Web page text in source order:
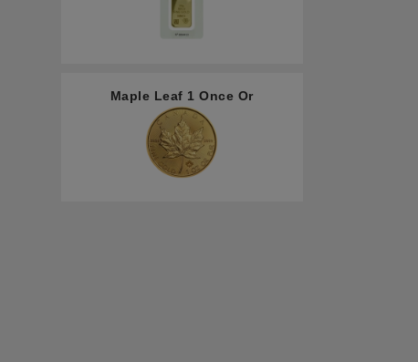
Maple Leaf 1 Once Or